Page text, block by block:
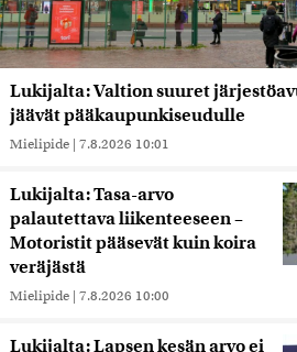
Lukijalta: Valtion suuret
jäävät pääkaupunkiseudulle
Mielipide | 7.8.2026 10:01
Lukijalta: Tasa-arvo
palautettava liikenteeseen –
Motoristit pääsevät kuin koira
veräjästä
Mielipide | 7.8.2026 10:00
Lukijalta: Lapsen kesän arvo ei